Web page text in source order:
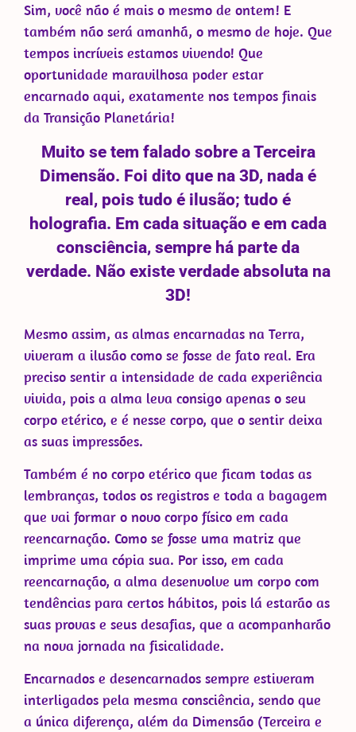
Sim, você não é mais o mesmo de ontem! E
também não será amanhã, o mesmo de hoje. Que
tempos incríveis estamos vivendo! Que
oportunidade maravilhosa poder estar
encarnado aqui, exatamente nos tempos finais
da Transição Planetária!
Muito se tem falado sobre a Terceira
Dimensão. Foi dito que na 3D, nada é
real, pois tudo é ilusão; tudo é
holografia. Em cada situação e em cada
consciência, sempre há parte da
verdade. Não existe verdade absoluta na
3D!
Mesmo assim, as almas encarnadas na Terra,
viveram a ilusão como se fosse de fato real. Era
preciso sentir a intensidade de cada experiência
vivida, pois a alma leva consigo apenas o seu
corpo etérico, e é nesse corpo, que o sentir deixa
as suas impressões.
Também é no corpo etérico que ficam todas as
lembranças, todos os registros e toda a bagagem
que vai formar o novo corpo físico em cada
reencarnação. Como se fosse uma matriz que
imprime uma cópia sua. Por isso, em cada
reencarnação, a alma desenvolve um corpo com
tendências para certos hábitos, pois lá estarão as
suas provas e seus desafias, que a acompanharão
na nova jornada na fisicalidade.
Encarnados e desencarnados sempre estiveram
interligados pela mesma consciência, sendo que
a única diferença, além da Dimensão (Terceira e